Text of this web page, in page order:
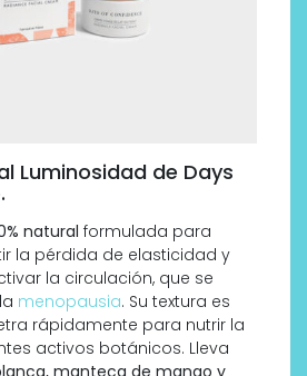
Luminosidad de Days
natural formulada para
la pérdida de elasticidad y
la circulación, que se
menopausia. Su textura es
rápidamente para nutrir la
activos botánicos. Lleva
manteca de mango y